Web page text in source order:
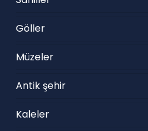
Göller
Müzeler
Antik şehir
Kaleler